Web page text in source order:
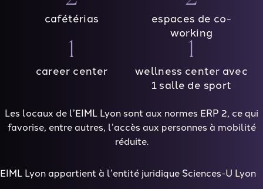
cafétérias
espaces de co-
working
1
career center
1
wellness center avec
1 salle de sport
Les locaux de l’EIML Lyon sont aux normes ERP 2, ce qui
favorise, entre autres, l’accès aux personnes à mobilité
réduite.
EIML Lyon appartient à l’entité juridique Sciences-U Lyon